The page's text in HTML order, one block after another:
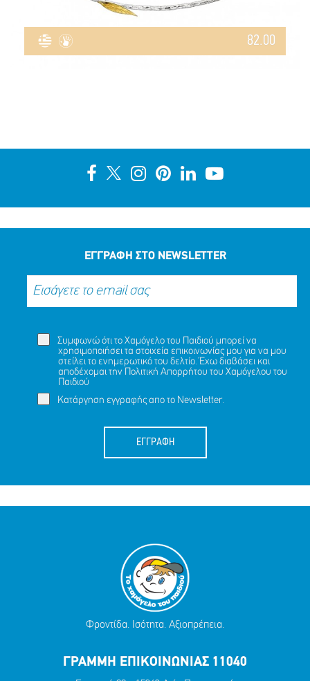
82.00
ΕΓΓΡΑΦΗ ΣΤΟ NEWSLETTER
Συμφωνώ ότι το Χαμόγελο του Παιδιού μπορεί να
χρησιμοποιήσει τα στοιχεία επικοινωνίας μου για να μου
στείλει το ενημερωτικό του δελτίο. Έχω διαβάσει και
αποδέχομαι την Πολιτική Απορρήτου του Χαμόγελου του
Παιδιού
Κατάργηση εγγραφής απο το Newsletter.
ΕΓΓΡΑΦΗ
Φροντίδα. Ισότητα. Αξιοπρέπεια.
ΓΡΑΜΜΗ ΕΠΙΚΟΙΝΩΝΙΑΣ 11040